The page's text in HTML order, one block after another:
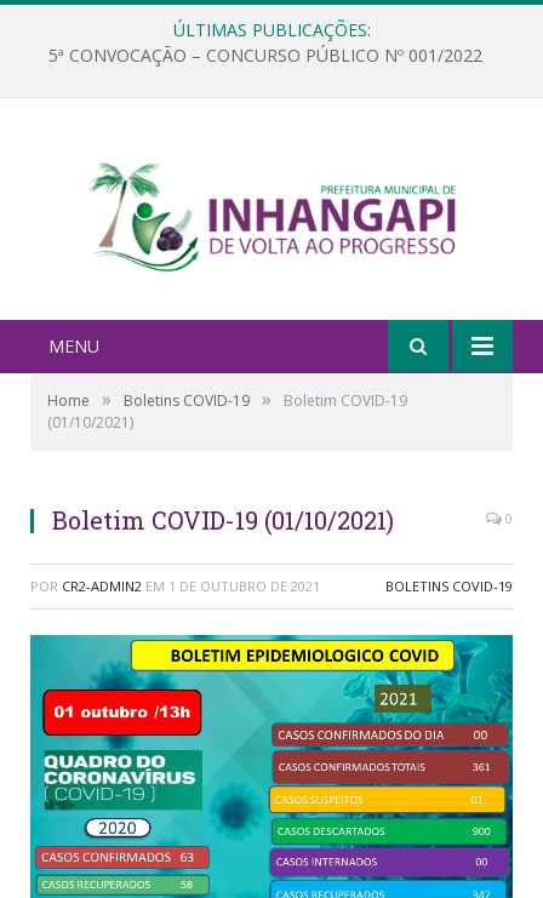
ÚLTIMAS PUBLICAÇÕES:
5ª CONVOCAÇÃO – CONCURSO PÚBLICO Nº 001/2022
MENU
Home » Boletins COVID-19 »
Boletim COVID-19
(01/10/2021)
Boletim COVID-19 (01/10/2021) 0
POR CR2-ADMIN2 EM 1 DE OUTUBRO DE 2021 BOLETINS COVID-19